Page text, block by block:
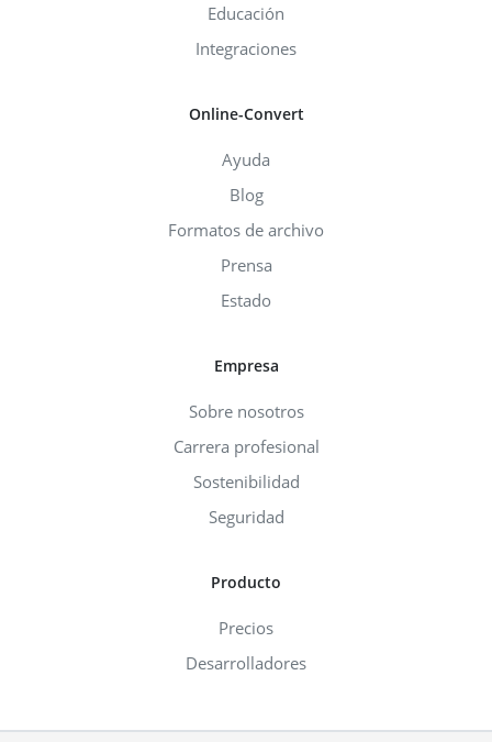
Educación
Integraciones
Online-Convert
Ayuda
Blog
Formatos de archivo
Prensa
Estado
Empresa
Sobre nosotros
Carrera profesional
Sostenibilidad
Seguridad
Producto
Precios
Desarrolladores